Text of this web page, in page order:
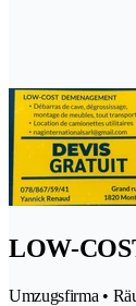
LOW-
Umzugsfirma •